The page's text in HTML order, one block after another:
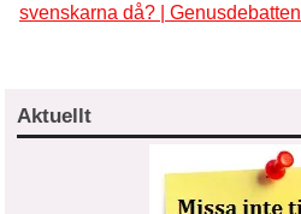
svenskarna då? | Genusdebatten
Aktuellt